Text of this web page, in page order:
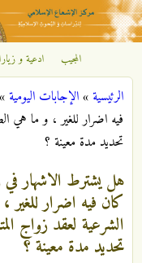
تجاوز
مركز
الإشعاع
الإسلامي
المجيب ادعية و
أنت هنا
الرئيسية»الإجابات اليومية»
فيه اضرار للغير ، و ما هي
تحديد مدة معينة ؟
هل يشترط الاشهار في
كان فيه اضرار للغير
الشرعية لعقد زواج
تحديد مدة معينة ؟